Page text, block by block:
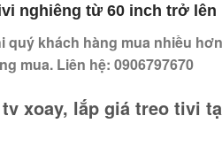
nghiêng từ 60 inch trở lên
quý khách hàng mua nhiều
mua. Liên hệ: 0906797670
xoay, lắp giá treo tivi